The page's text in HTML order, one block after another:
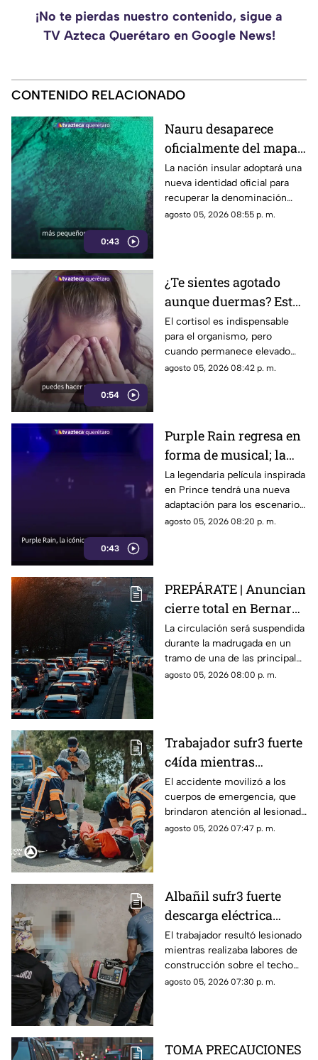
¡No te pierdas nuestro contenido, sigue a
TV Azteca Querétaro en Google News!
CONTENIDO RELACIONADO
0:43
Nauru desaparece
oficialmente del mapa:
el pequeño país cambia
de nombre
La nación insular adoptará una
nueva identidad oficial para
recuperar la denominación
utilizada por sus propios
agosto 05, 2026 08:55 p. m.
0:54
¿Te sientes agotado
aunque duermas? Estos
hábitos pueden ayudar
a regular el cortisol
El cortisol es indispensable
para el organismo, pero
cuando permanece elevado
por largos periodos puede
agosto 05, 2026 08:42 p. m.
0:43
Purple Rain regresa en
forma de musical; la
historia de Prince
llegará renovada
La legendaria película inspirada
en Prince tendrá una nueva
adaptación para los escenarios
con un enfoque distinto al de
agosto 05, 2026 08:20 p. m.
PREPÁRATE | Anuncian
cierre total en Bernardo
Quintana; este será el
horario
La circulación será suspendida
durante la madrugada en un
tramo de una de las principales
vialidades de Querétaro.
agosto 05, 2026 08:00 p. m.
Trabajador sufr3 fuerte
c4ída mientras
trabajaba en Guadalupe
La Venta
El accidente movilizó a los
cuerpos de emergencia, que
brindaron atención al lesionado
antes de trasladarlo a un
agosto 05, 2026 07:47 p. m.
Albañil sufr3 fuerte
descarga eléctrica
mientras trabajaba en
una azotea de San José
Buenavista
El trabajador resultó lesionado
mientras realizaba labores de
construcción sobre el techo
de una vivienda y tuvo que
agosto 05, 2026 07:30 p. m.
TOMA PRECAUCIONES